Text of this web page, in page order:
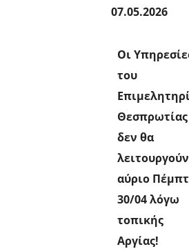
07.05.2026
Οι
του
Θεσπρωτίας
δεν θα
λειτουργούν
αύριο
30/04 λόγω
τοπικής
Αργίας!